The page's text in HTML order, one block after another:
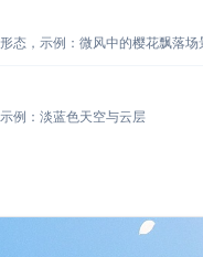
态，示例：微风中的樱花飘落场
例：淡蓝色天空与云层